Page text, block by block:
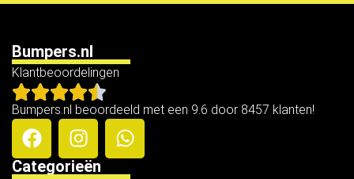
Bumpers.nl
Klantbeoordelingen
Bumpers.nl beoordeeld met een 9.6 door 8457 klanten!
Categorieën